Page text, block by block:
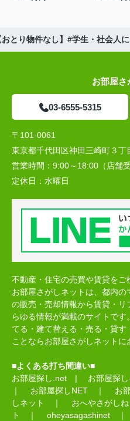
とり物件なし】#学生・社会人
お部屋さ
03-6555-5315
〒101-0061
東京都千代田区神田三崎町３丁
営業時間： 9:00～18:00（店舗
定休日： 水曜日
不動産・住宅の売買や賃貸をご
お部屋さがしネットは、都内
の販売・売却情報から賃貸・
らゆる情報が満載のサイトで
てる・建て替える・売る・貸
ことならお部屋さがしネットに
■よくある打ち間違い■
お部屋探し.net | お部屋探
｜ お部屋探しNET ｜ お
しネット
｜ おへやさがしね
ト
｜ oheyasagashinet